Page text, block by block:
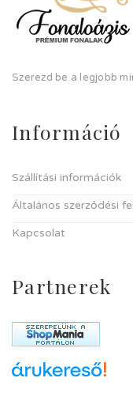
Szerezd be a legjobb
Információ
Szállítási információk
Általános szerződési
Kapcsolat
Partnerek